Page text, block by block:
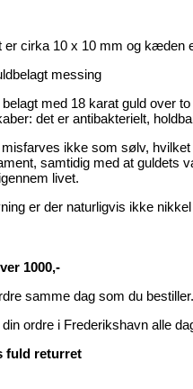
er cirka 10 x 10 mm og kæden
messing
med 18 karat guld over
det er antibakterielt,
ikke som sølv,
samtidig med at guldets
livet.
er der naturligvis ikke
1000,-
samme dag som du
ordre i Frederikshavn alle
fuld returret